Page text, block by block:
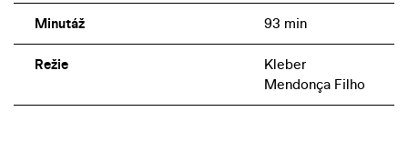
Minutáž 93 min
Režie
Kleber
Mendonça Filho